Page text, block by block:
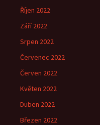
Říjen 2022
Září 2022
Srpen 2022
Červenec 2022
Červen 2022
Květen 2022
Duben 2022
Březen 2022